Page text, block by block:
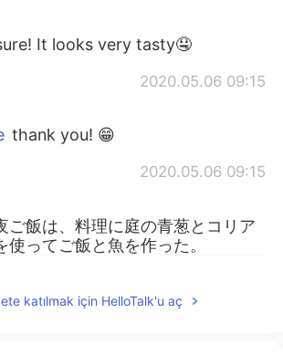
It looks very tasty🤤
2020.05.06 09:15
thank you! 😁
2020.05.06 09:15
ご飯は、料理に庭の青葱とコリア
使ってご飯と魚を作った。
おねき) - spring onion
katılmak için HelloTalk'u aç